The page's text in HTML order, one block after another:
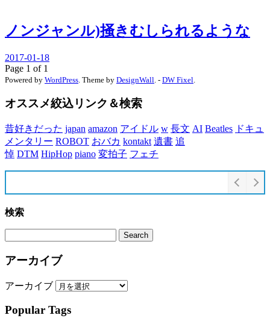
ノンジャンル)掻きむしられるような
2017-01-18
Page 1 of 1
Powered by WordPress . Theme by DesignWall . - DW Fixel
オススメ絞込リンク＆検索
昔好きだった japan amazon アイドル w 長文 AI Beatles ドキュ
メンタリー ROBOT おバカ kontakt 遺書 追
悼 DTM HipHop piano 変拍子 フェチ
検索
アーカイブ
アーカイブ
Popular Tags